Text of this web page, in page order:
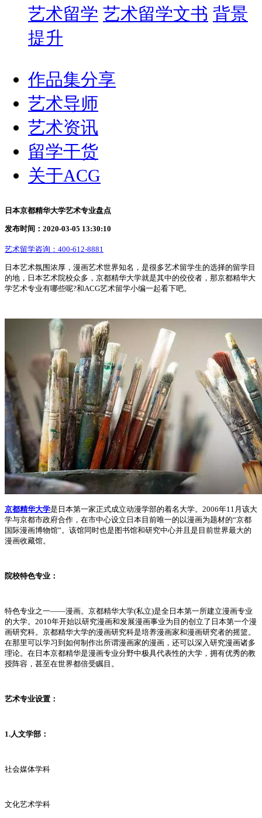
艺术留学 艺术留学文书 背景
提升
作品集分享
艺术导师
艺术资讯
留学干货
关于ACG
日本京都精华大学艺术专业盘点
发布时间：2020-03-05 13:30:10
艺术留学咨询： 400-612-8881
日本艺术氛围浓厚，漫画艺术世界知名，是很多艺术留学生的选择的留学目
的地，日本艺术院校众多，京都精华大学就是其中的佼佼者，那京都精华大
学艺术专业有哪些呢?和ACG艺术留学小编一起看下吧。
京都精华大学是日本第一家正式成立动漫学部的着名大学。2006年11月该大
学与京都市政府合作，在市中心设立日本目前唯一的以漫画为题材的“京都
国际漫画博物馆”。该馆同时也是图书馆和研究中心并且是目前世界最大的
漫画收藏馆。
院校特色专业：
特色专业之一——漫画。京都精华大学(私立)是全日本第一所建立漫画专业
的大学。2010年开始以研究漫画和发展漫画事业为目的创立了日本第一个漫
画研究科。京都精华大学的漫画研究科是培养漫画家和漫画研究者的摇篮。
在那里可以学习到如何制作出所谓漫画家的漫画，还可以深入研究漫画诸多
理论。在日本京都精华是漫画专业分野中极具代表性的大学，拥有优秀的教
授阵容，甚至在世界都倍受瞩目。
艺术专业设置：
1.人文学部：
社会媒体学科
文化艺术学科